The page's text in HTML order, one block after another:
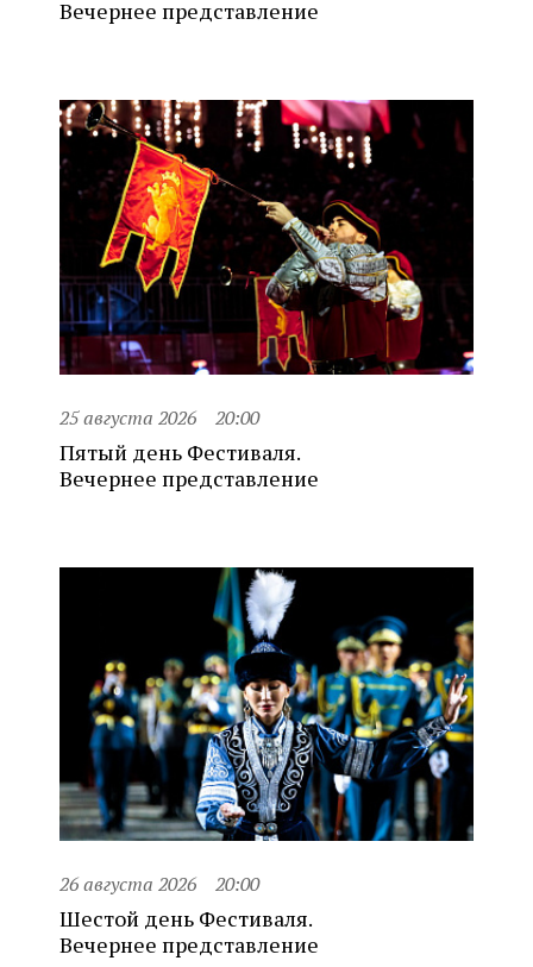
Вечернее представление
25 августа 2026 20:00
Пятый день Фестиваля.
Вечернее представление
26 августа 2026 20:00
Шестой день Фестиваля.
Вечернее представление